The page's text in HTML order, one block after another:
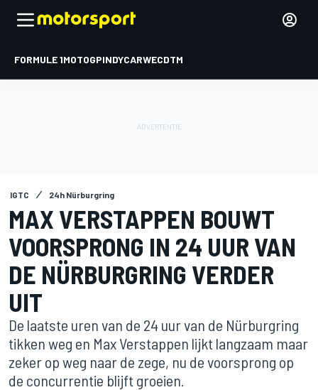
FORMULE 1MOTOGPINDYCARWECDTM
IGTC 24h Nürburgring
MAX VERSTAPPEN BOUWT
VOORSPRONG IN 24 UUR VAN
DE NÜRBURGRING VERDER
UIT
De laatste uren van de 24 uur van de Nürburgring
tikken weg en Max Verstappen lijkt langzaam maar
zeker op weg naar de zege, nu de voorsprong op
de concurrentie blijft groeien.